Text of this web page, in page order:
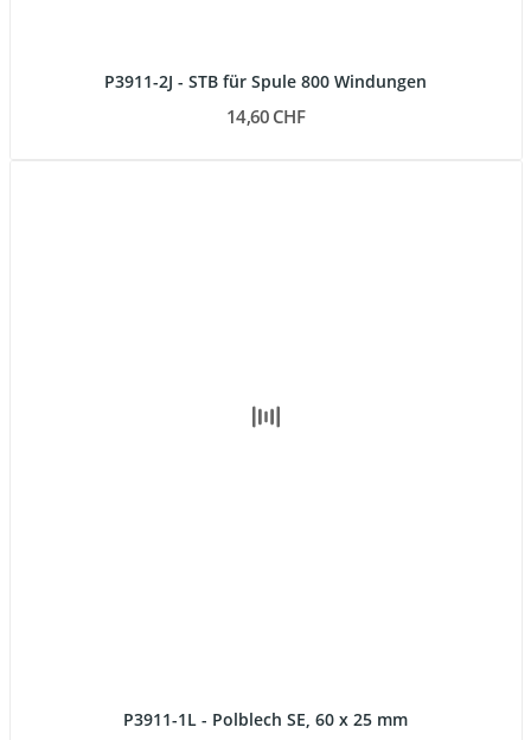
P3911-2J - STB für Spule 800 Windungen
14,60 CHF
P3911-1L - Polblech SE, 60 x 25 mm